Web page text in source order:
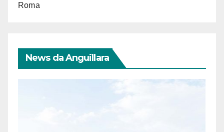
Roma
News da Anguillara